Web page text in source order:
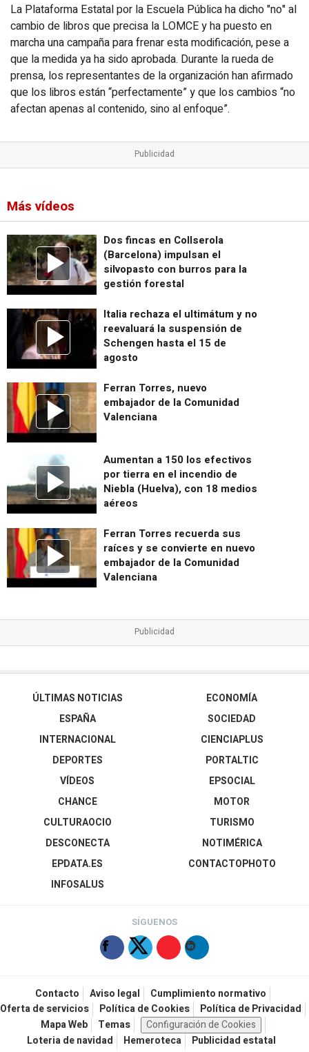
La Plataforma Estatal por la Escuela Pública ha dicho "no" al
cambio de libros que precisa la LOMCE y ha puesto en
marcha una campaña para frenar esta modificación, pese a
que la medida ya ha sido aprobada. Durante la rueda de
prensa, los representantes de la organización han afirmado
que los libros están “perfectamente” y que los cambios “no
afectan apenas al contenido, sino al enfoque”.
Más vídeos
Dos fincas en Collserola
(Barcelona) impulsan el
silvopasto con burros para la
gestión forestal
Italia rechaza el ultimátum y no
reevaluará la suspensión de
Schengen hasta el 15 de
agosto
Ferran Torres, nuevo
embajador de la Comunidad
Valenciana
Aumentan a 150 los efectivos
por tierra en el incendio de
Niebla (Huelva), con 18 medios
aéreos
Ferran Torres recuerda sus
raíces y se convierte en nuevo
embajador de la Comunidad
Valenciana
ÚLTIMAS NOTICIAS
ESPAÑA
INTERNACIONAL
DEPORTES
VÍDEOS
ECONOMÍA
SOCIEDAD
CIENCIAPLUS
PORTALTIC
EPSOCIAL
CHANCE
CULTURAOCIO
DESCONECTA
EPDATA.ES
INFOSALUS
MOTOR
TURISMO
NOTIMÉRICA
CONTACTOPHOTO
SÍGUENOS
Contacto Aviso legal
Cumplimiento normativo
Oferta de servicios
Política de Cookies
Política de Privacidad
Mapa Web
Temas
Configuración de Cookies
Loteria de navidad
Hemeroteca Publicidad estatal